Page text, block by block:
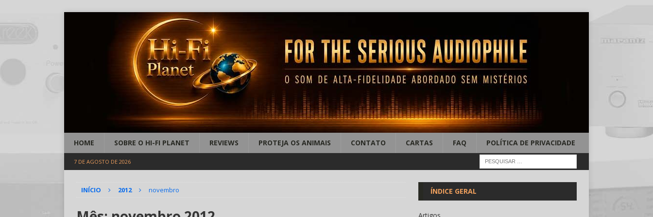
HOME SOBRE O HI-FI PLANET REVIEWS PROTEJA OS ANIMAIS CONTATO CARTAS FAQ POLÍTICA DE PRIVACIDADE
7 DE AGOSTO DE 2026
INÍCIO 2012 novembro ÍNDICE GERAL